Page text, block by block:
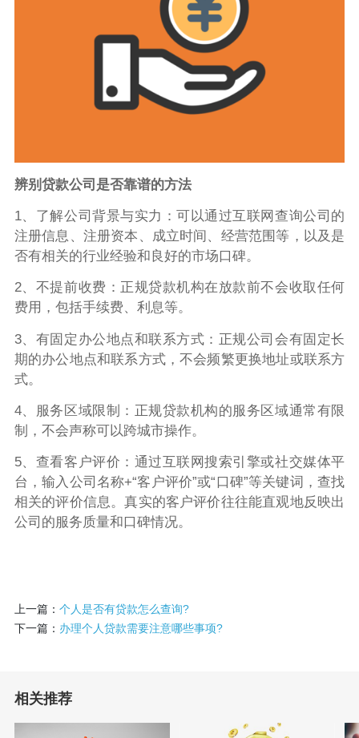
辨别贷款公司是否靠谱的方法
1、了解公司背景与实力：可以通过互联网查询公司的
注册信息、注册资本、成立时间、经营范围等，以及是
否有相关的行业经验和良好的市场口碑。
2、不提前收费：正规贷款机构在放款前不会收取任何
费用，包括手续费、利息等。
3、有固定办公地点和联系方式：正规公司会有固定长
期的办公地点和联系方式，不会频繁更换地址或联系方
式。
4、服务区域限制：正规贷款机构的服务区域通常有限
制，不会声称可以跨城市操作。
5、查看客户评价：通过互联网搜索引擎或社交媒体平
台，输入公司名称+“客户评价”或“口碑”等关键词，查找
相关的评价信息。真实的客户评价往往能直观地反映出
公司的服务质量和口碑情况。
上一篇： 个人是否有贷款怎么查询?
下一篇： 办理个人贷款需要注意哪些事项?
相关推荐